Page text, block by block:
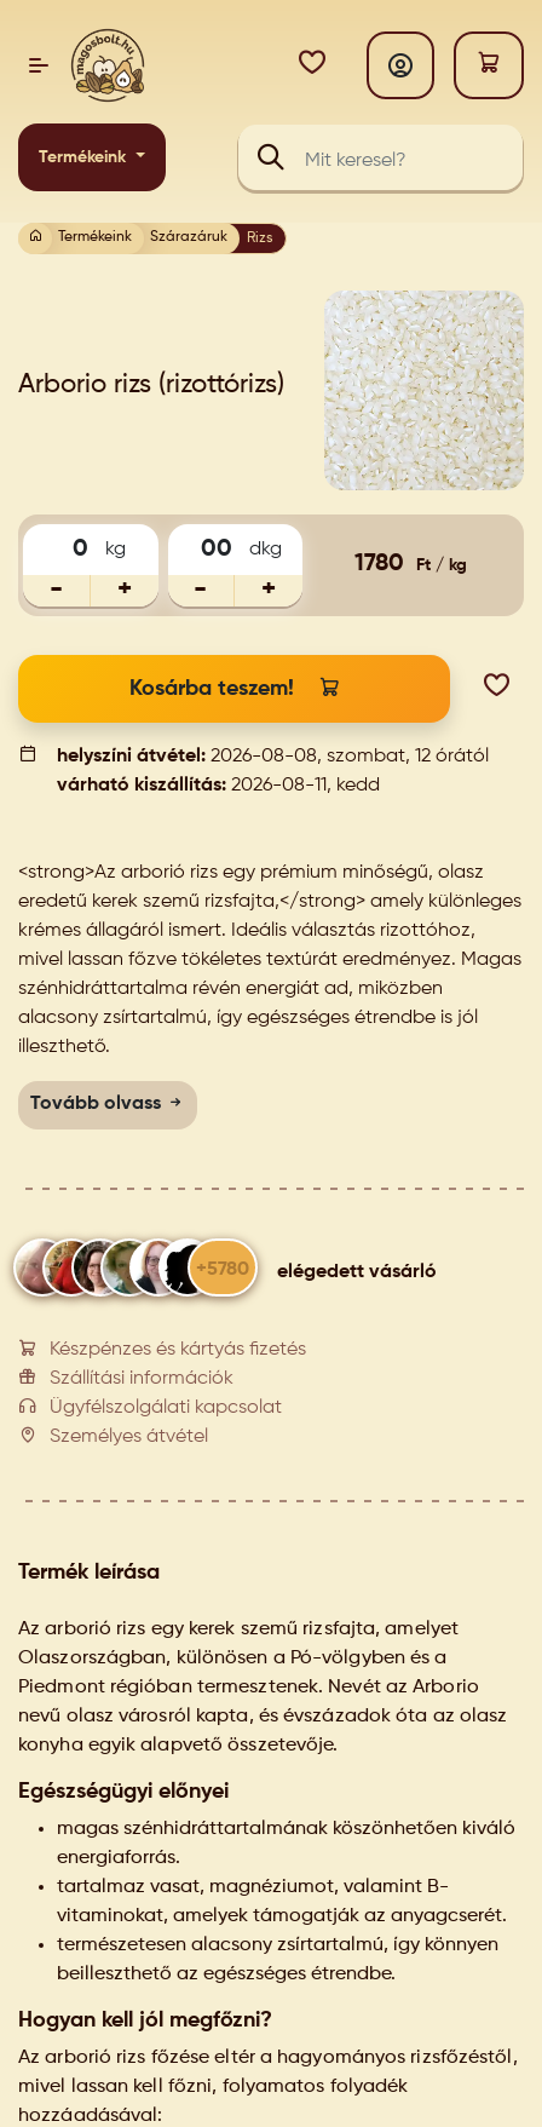
Termékeink
Termékeink Szárazáruk Rizs
Arborio rizs (rizottórizs)
kg
- +
dkg
- +
1780 Ft / kg
Kosárba teszem!
helyszíni átvétel: 2026-08-08, szombat, 12 órától
várható kiszállítás: 2026-08-11, kedd
<strong>Az arborió rizs egy prémium minőségű, olasz
eredetű kerek szemű rizsfajta,</strong> amely különleges
krémes állagáról ismert. Ideális választás rizottóhoz,
mivel lassan főzve tökéletes textúrát eredményez. Magas
szénhidráttartalma révén energiát ad, miközben
alacsony zsírtartalmú, így egészséges étrendbe is jól
illeszthető.
Tovább olvass
+5780 elégedett vásárló
Készpénzes és kártyás fizetés
Szállítási információk
Ügyfélszolgálati kapcsolat
Személyes átvétel
Termék leírása
Az arborió rizs egy kerek szemű rizsfajta, amelyet
Olaszországban, különösen a Pó-völgyben és a
Piedmont régióban termesztenek. Nevét az Arborio
nevű olasz városról kapta, és évszázadok óta az olasz
konyha egyik alapvető összetevője.
Egészségügyi előnyei
magas szénhidráttartalmának köszönhetően kiváló
energiaforrás.
tartalmaz vasat, magnéziumot, valamint B-
vitaminokat, amelyek támogatják az anyagcserét.
természetesen alacsony zsírtartalmú, így könnyen
beilleszthető az egészséges étrendbe.
Hogyan kell jól megfőzni?
Az arborió rizs főzése eltér a hagyományos rizsfőzéstől,
mivel lassan kell főzni, folyamatos folyadék
hozzáadásával: